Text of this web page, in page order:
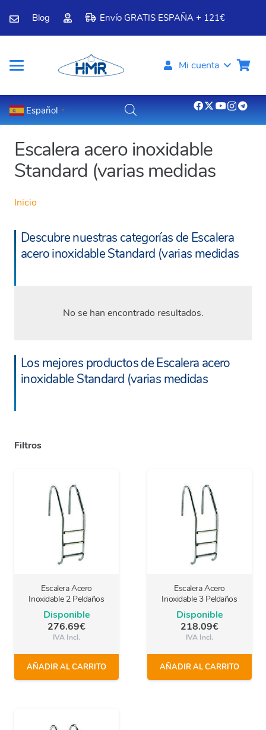
Blog Envío GRATIS ESPAÑA + 121€
Mi cuenta
Español ▼
Escalera acero inoxidable
Standard (varias medidas
Inicio
Descubre nuestras categorías de Escalera
acero inoxidable Standard (varias medidas
No se han encontrado resultados.
Los mejores productos de Escalera acero
inoxidable Standard (varias medidas
Filtros
Escalera Acero
Inoxidable 2 Peldaños
Disponible
276.69€
IVA Incl.
AÑADIR AL CARRITO
Escalera Acero
Inoxidable 3 Peldaños
Disponible
218.09€
IVA Incl.
AÑADIR AL CARRITO